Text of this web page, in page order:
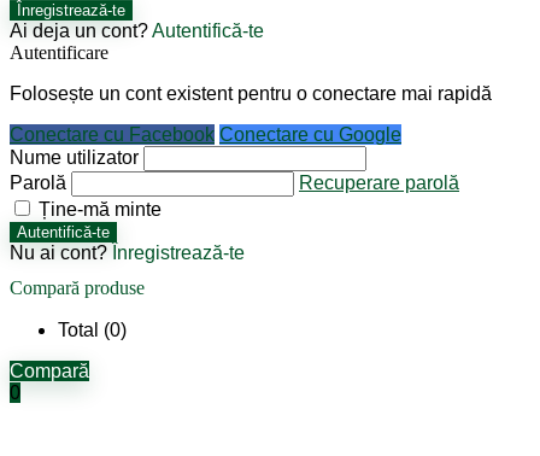
Înregistrează-te
Ai deja un cont?Autentifică-te
Autentificare
Folosește un cont existent pentru o conectare mai rapidă
Conectare cu Facebook Conectare cu Google
Nume utilizator
Parolă
Recuperare parolă
Ține-mă minte
Autentifică-te
Nu ai cont? Înregistrează-te
Compară produse
Total (0)
Compară
0